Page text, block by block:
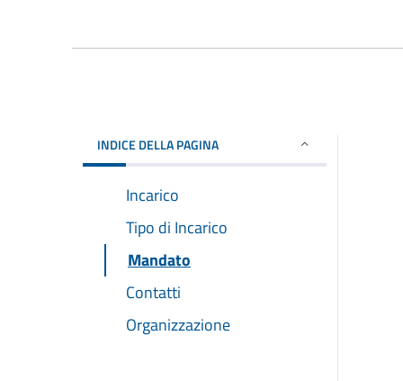
INDICE DELLA PAGINA
Incarico
Tipo di Incarico
Mandato
Contatti
Organizzazione